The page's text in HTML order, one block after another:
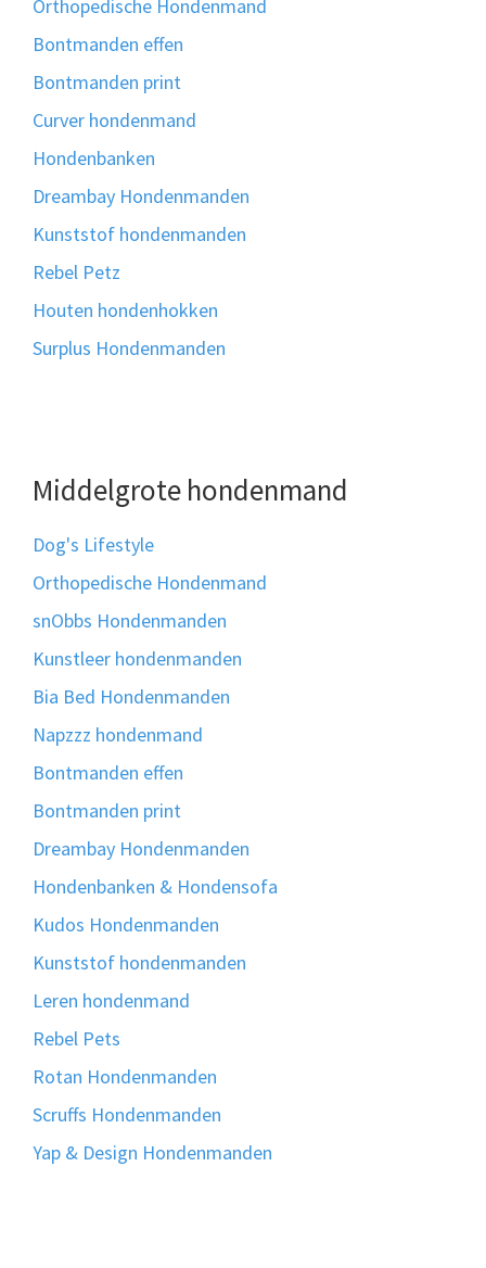
Orthopedische Hondenmand
Bontmanden effen
Bontmanden print
Curver hondenmand
Hondenbanken
Dreambay Hondenmanden
Kunststof hondenmanden
Rebel Petz
Houten hondenhokken
Surplus Hondenmanden
Middelgrote hondenmand
Dog's Lifestyle
Orthopedische Hondenmand
snObbs Hondenmanden
Kunstleer hondenmanden
Bia Bed Hondenmanden
Napzzz hondenmand
Bontmanden effen
Bontmanden print
Dreambay Hondenmanden
Hondenbanken & Hondensofa
Kudos Hondenmanden
Kunststof hondenmanden
Leren hondenmand
Rebel Pets
Rotan Hondenmanden
Scruffs Hondenmanden
Yap & Design Hondenmanden